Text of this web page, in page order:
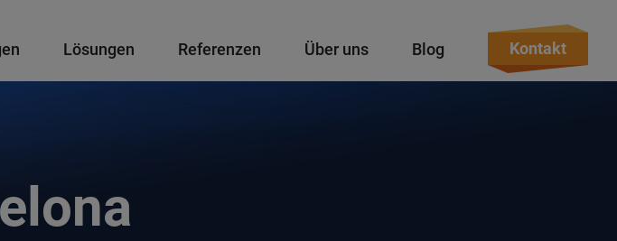
Lösungen Referenzen Über uns Blog Kontakt